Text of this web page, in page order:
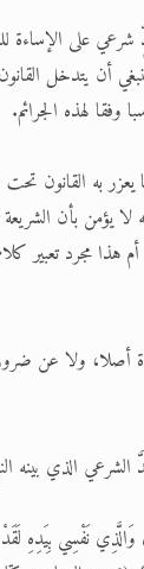
على الإساءة
أن يتدخل
وفقا لهذه الجرائم.
يعزر به القانون
لا يؤمن بأن
مجرد تعبير
ولا عن
الذي بينه
وَالَّذِي نَفْسِي